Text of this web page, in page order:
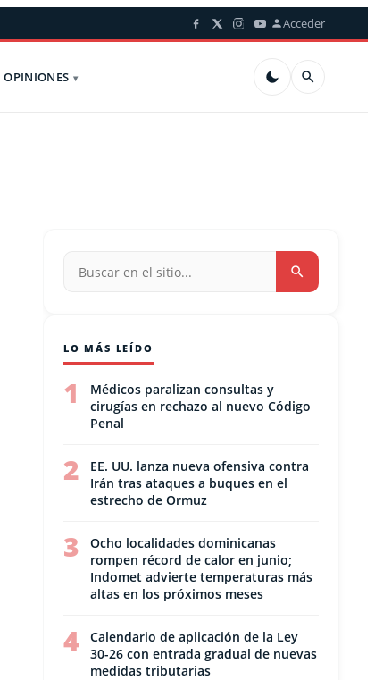
Acceder
OPINIONES
LO MÁS LEÍDO
1
Médicos paralizan consultas y
cirugías en rechazo al nuevo Código
Penal
2
EE. UU. lanza nueva ofensiva contra
Irán tras ataques a buques en el
estrecho de Ormuz
3
Ocho localidades dominicanas
rompen récord de calor en junio;
Indomet advierte temperaturas más
altas en los próximos meses
4
Calendario de aplicación de la Ley
30-26 con entrada gradual de nuevas
medidas tributarias